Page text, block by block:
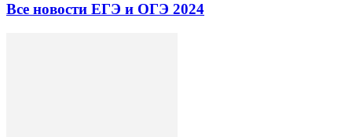
Все новости ЕГЭ и ОГЭ 2024